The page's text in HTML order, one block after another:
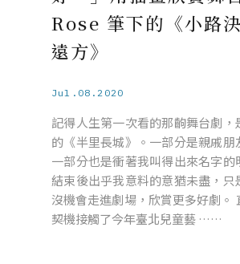
Rose 筆下的《小路
遠方》
Jul.08.2020
記得人生第一次看的那齣舞台劇，
的《半里長城》。一部分是親戚朋
一部分也是衝著我叫得出來名字的
結束後出乎我意料的意猶未盡，只
沒機會走進劇場，欣賞更多好劇。
契機接觸了今年臺北兒童藝 ……